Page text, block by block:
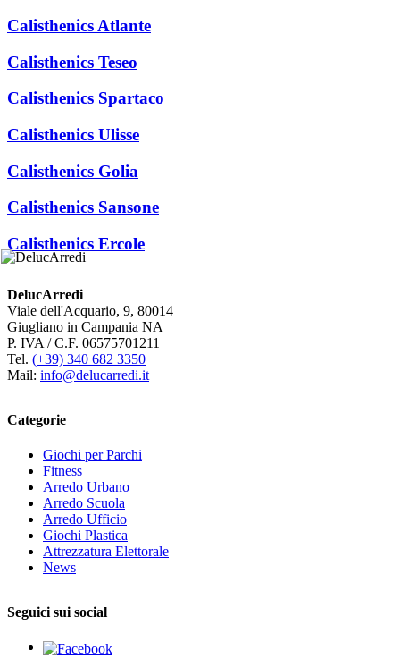
Calisthenics Atlante
Calisthenics Teseo
Calisthenics Spartaco
Calisthenics Ulisse
Calisthenics Golia
Calisthenics Sansone
Calisthenics Ercole
DelucArredi
Viale dell'Acquario, 9, 80014
Giugliano in Campania NA
P. IVA / C.F. 06575701211
Tel. (+39) 340 682 3350
Mail: info@delucarredi.it
Categorie
Giochi per Parchi
Fitness
Arredo Urbano
Arredo Scuola
Arredo Ufficio
Giochi Plastica
Attrezzatura Elettorale
News
Seguici sui social